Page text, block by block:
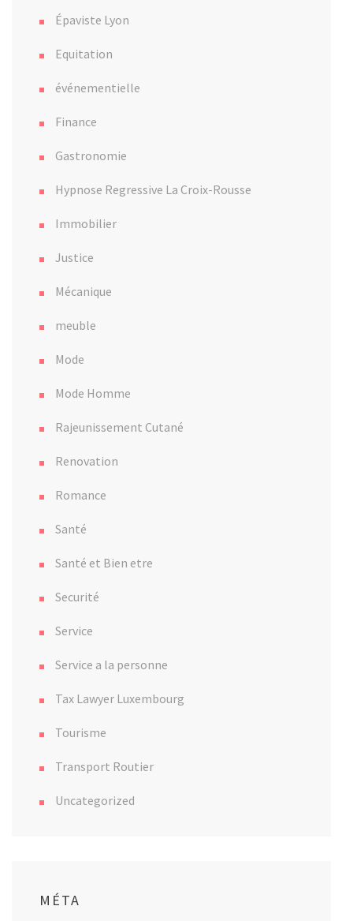
Épaviste Lyon
Equitation
événementielle
Finance
Gastronomie
Hypnose Regressive La Croix-Rousse
Immobilier
Justice
Mécanique
meuble
Mode
Mode Homme
Rajeunissement Cutané
Renovation
Romance
Santé
Santé et Bien etre
Securité
Service
Service a la personne
Tax Lawyer Luxembourg
Tourisme
Transport Routier
Uncategorized
MÉTA